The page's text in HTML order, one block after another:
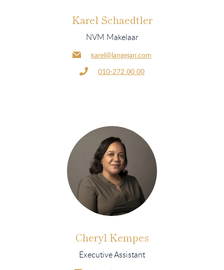
Karel Schaedtler
NVM Makelaar
karel@langejan.com
010-272 00 00
Cheryl Kempes
Executive Assistant